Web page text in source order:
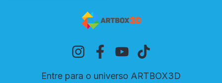
Entre para o universo ARTBOX3D